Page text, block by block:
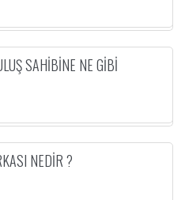
SAHIBINE NE GIBI
NEDIR ?